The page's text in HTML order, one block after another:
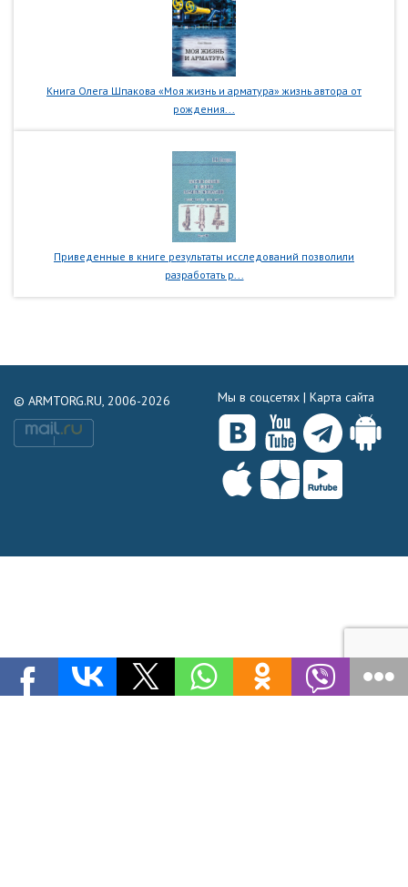
Книга Олега Шпакова «Моя жизнь и арматура» жизнь автора от
рождения...
Приведенные в книге результаты исследований позволили
разработать р...
© ARMTORG.RU, 2006-2026 Мы в соцсетях | Карта сайта